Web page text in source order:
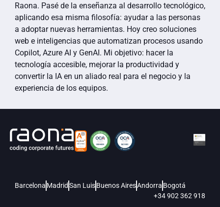
Raona. Pasé de la enseñanza al desarrollo tecnológico,
aplicando esa misma filosofía: ayudar a las personas
a adoptar nuevas herramientas. Hoy creo soluciones
web e inteligencias que automatizan procesos usando
Copilot, Azure AI y GenAI. Mi objetivo: hacer la
tecnología accesible, mejorar la productividad y
convertir la IA en un aliado real para el negocio y la
experiencia de los equipos.
Barcelona MadridSan LuisBuenos AiresAndorra Bogotá
+34 902 362 918